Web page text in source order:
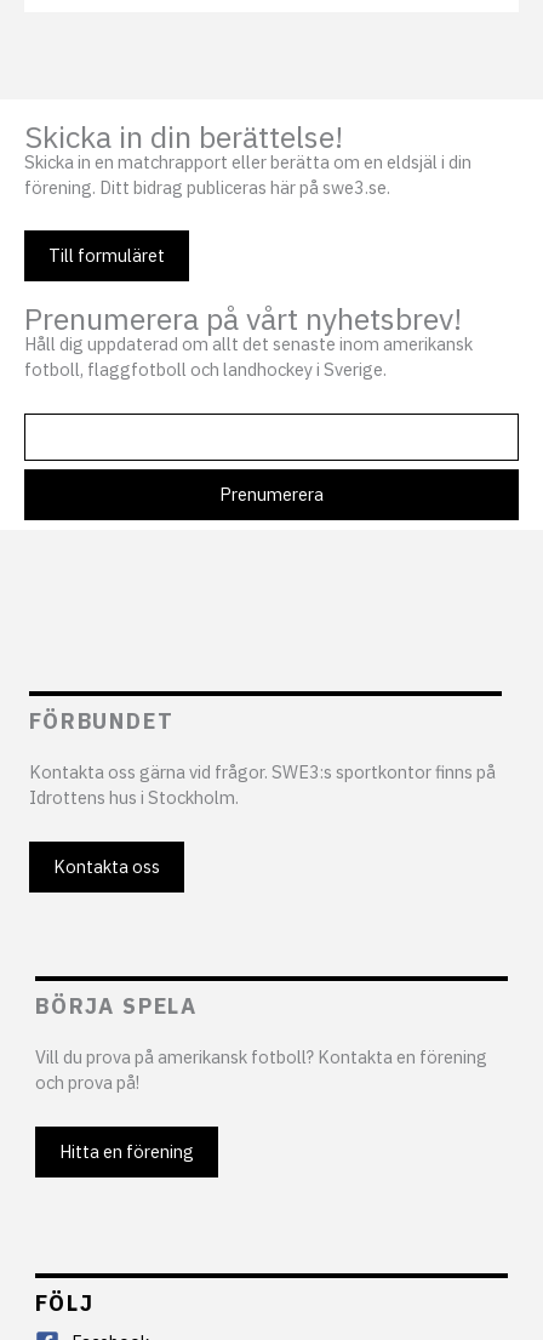
Skicka in din berättelse!
Skicka in en matchrapport eller berätta om en eldsjäl i din
förening. Ditt bidrag publiceras här på swe3.se.
Till formuläret
Prenumerera på vårt nyhetsbrev!
Håll dig uppdaterad om allt det senaste inom amerikansk
fotboll, flaggfotboll och landhockey i Sverige.
FÖRBUNDET
Kontakta oss gärna vid frågor. SWE3:s sportkontor finns på
Idrottens hus i Stockholm.
Kontakta oss
BÖRJA SPELA
Vill du prova på amerikansk fotboll? Kontakta en förening
och prova på!
Hitta en förening
FÖLJ